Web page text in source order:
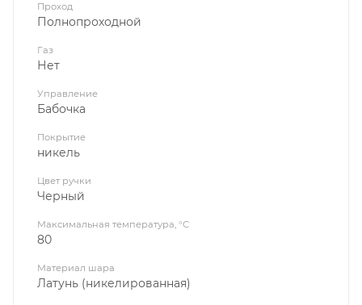
Проход
Полнопроходной
Газ
Нет
Управление
Бабочка
Покрытие
никель
Цвет ручки
Черный
Максимальная температура, °C
80
Материал шара
Латунь (никелированная)